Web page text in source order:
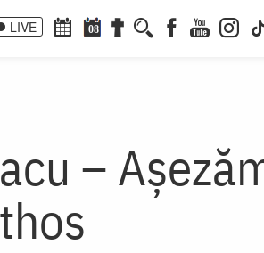
LIVE 08
–